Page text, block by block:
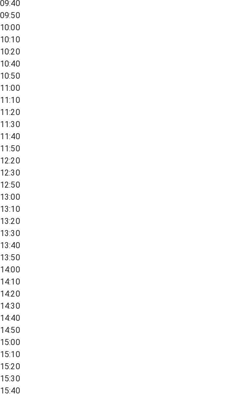
09:40
09:50
10:00
10:10
10:20
10:40
10:50
11:00
11:10
11:20
11:30
11:40
11:50
12:20
12:30
12:50
13:00
13:10
13:20
13:30
13:40
13:50
14:00
14:10
14:20
14:30
14:40
14:50
15:00
15:10
15:20
15:30
15:40